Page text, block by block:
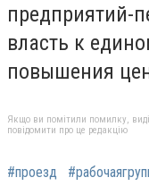
предприятий-
власть к
повышения
Якщо ви помітили помилку,
повідомити про це редакцію
#проезд